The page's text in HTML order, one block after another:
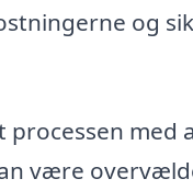
og
processen
være